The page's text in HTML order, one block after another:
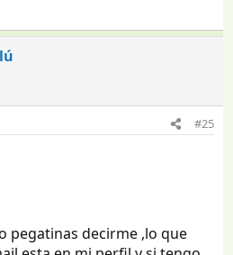
#25
pegatinas decirme ,lo que